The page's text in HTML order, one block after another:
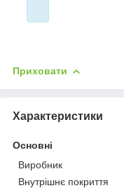
Приховати
Характеристики
Основні
Виробник
Внутрішнє покриття